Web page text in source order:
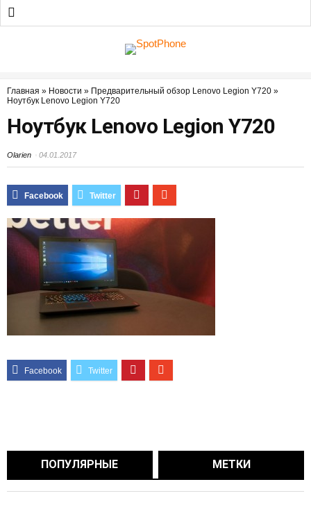
Главная » Новости » Предварительный обзор Lenovo Legion Y720 »
Ноутбук Lenovo Legion Y720
Ноутбук Lenovo Legion Y720
Olarien 04.01.2017
ПОПУЛЯРНЫЕ МЕТКИ